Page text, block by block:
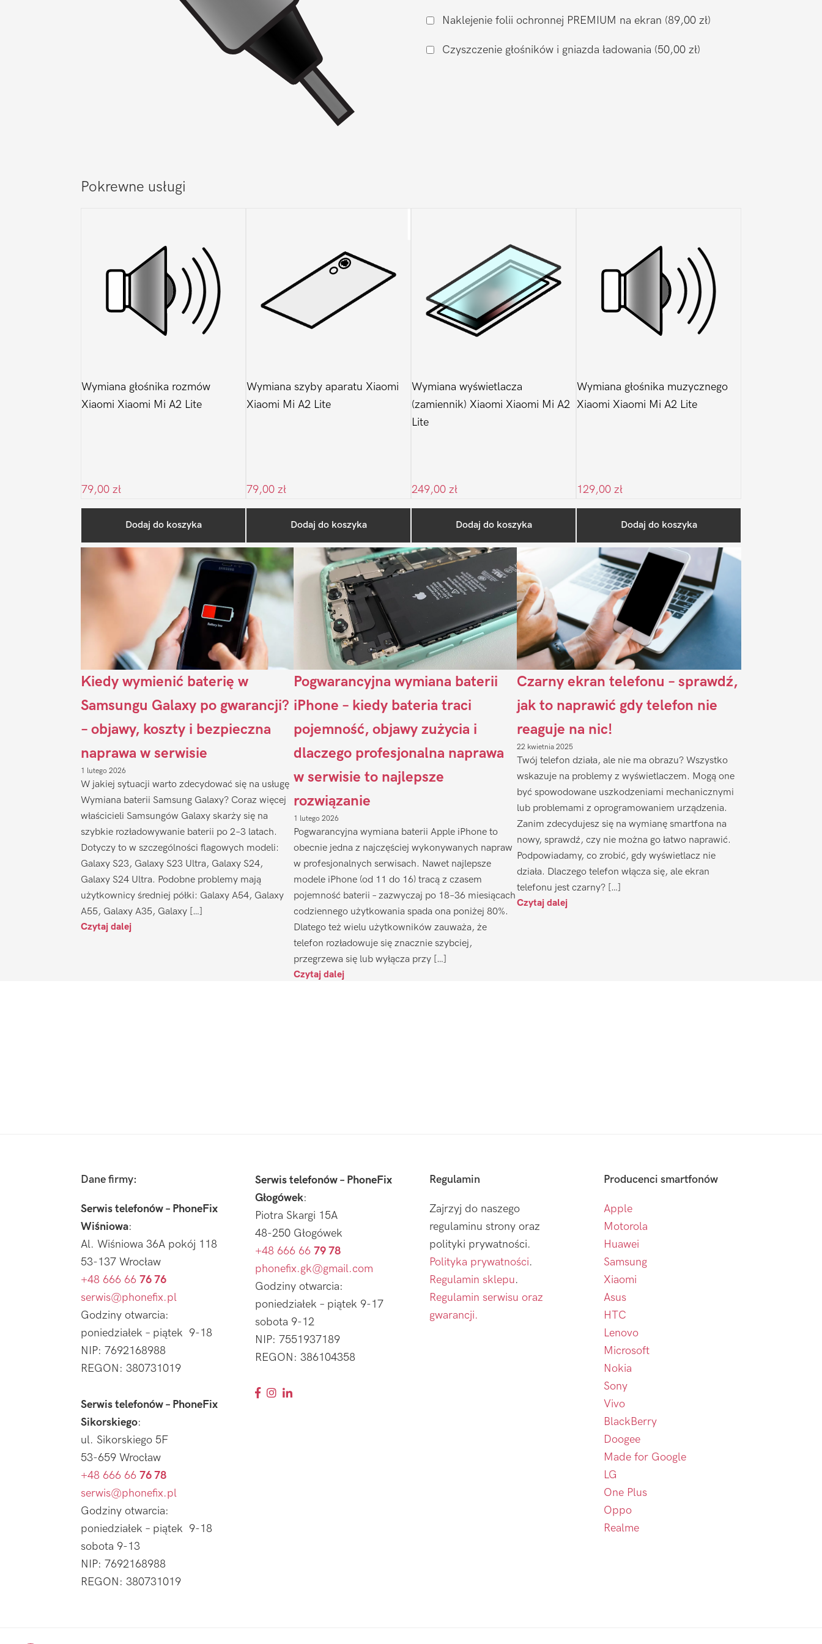
XiaomiNaklejenie folii ochronnej PREMIUM na ekran (89,00 zł)
Czyszczenie głośników i gniazda ładowania (50,00 zł)
Pokrewne usługi
Wymiana głośnika rozmów
Xiaomi Xiaomi Mi A2 Lite
79,00 zł
Dodaj do koszyka
Wymiana szyby aparatu Xiaomi
Xiaomi Mi A2 Lite
79,00 zł
Dodaj do koszyka
Wymiana wyświetlacza
(zamiennik) Xiaomi Xiaomi Mi A2
Lite
249,00 zł
Dodaj do koszyka
Wymiana głośnika muzycznego
Xiaomi Xiaomi Mi A2 Lite
129,00 zł
Dodaj do koszyka
Sidebar
Ostatnio na blogu
Kiedy wymienić baterię w
Samsungu Galaxy po gwarancji?
– objawy, koszty i bezpieczna
naprawa w serwisie
1 lutego 2026
W jakiej sytuacji warto zdecydować się na usługę
Wymiana baterii Samsung Galaxy? Coraz więcej
właścicieli Samsungów Galaxy skarży się na
szybkie rozładowywanie baterii po 2–3 latach.
Dotyczy to w szczególności flagowych modeli:
Galaxy S23, Galaxy S23 Ultra, Galaxy S24,
Galaxy S24 Ultra. Podobne problemy mają
użytkownicy średniej półki: Galaxy A54, Galaxy
A55, Galaxy A35, Galaxy […]
Czytaj dalej
Pogwarancyjna wymiana baterii
iPhone – kiedy bateria traci
pojemność, objawy zużycia i
dlaczego profesjonalna naprawa
w serwisie to najlepsze
rozwiązanie
1 lutego 2026
Pogwarancyjna wymiana baterii Apple iPhone to
obecnie jedna z najczęściej wykonywanych napraw
w profesjonalnych serwisach. Nawet najlepsze
modele iPhone (od 11 do 16) tracą z czasem
pojemność baterii – zazwyczaj po 18–36 miesiącach
codziennego użytkowania spada ona poniżej 80%.
Dlatego też wielu użytkowników zauważa, że
telefon rozładowuje się znacznie szybciej,
przegrzewa się lub wyłącza przy […]
Czytaj dalej
Czarny ekran telefonu – sprawdź,
jak to naprawić gdy telefon nie
reaguje na nic!
22 kwietnia 2025
Twój telefon działa, ale nie ma obrazu? Wszystko
wskazuje na problemy z wyświetlaczem. Mogą one
być spowodowane uszkodzeniami mechanicznymi
lub problemami z oprogramowaniem urządzenia.
Zanim zdecydujesz się na wymianę smartfona na
nowy, sprawdź, czy nie można go łatwo naprawić.
Podpowiadamy, co zrobić, gdy wyświetlacz nie
działa. Dlaczego telefon włącza się, ale ekran
telefonu jest czarny? […]
Czytaj dalej
Dane firmy:
Serwis telefonów – PhoneFix
Wiśniowa:
Al. Wiśniowa 36A pokój 118
53-137 Wrocław
+48 666 66 76 76
serwis@phonefix.pl
Godziny otwarcia:
poniedziałek – piątek 9-18
NIP: 7692168988
REGON: 380731019
Serwis telefonów – PhoneFix
Sikorskiego:
ul. Sikorskiego 5F
53-659 Wrocław
+48 666 66 76 78
serwis@phonefix.pl
Godziny otwarcia:
poniedziałek – piątek 9-18
sobota 9-13
NIP: 7692168988
REGON: 380731019
Serwis telefonów – PhoneFix
Głogówek:
Piotra Skargi 15A
48-250 Głogówek
+48 666 66 79 78
phonefix.gk@gmail.com
Godziny otwarcia:
poniedziałek – piątek 9-17
sobota 9-12
NIP: 7551937189
REGON: 386104358
Regulamin
Zajrzyj do naszego
regulaminu strony oraz
polityki prywatności.
Polityka prywatności.
Regulamin sklepu.
Regulamin serwisu oraz
gwarancji.
Producenci smartfonów
Apple
Motorola
Huawei
Samsung
Xiaomi
Asus
HTC
Lenovo
Microsoft
Nokia
Sony
Vivo
BlackBerry
Doogee
Made for Google
LG
One Plus
Oppo
Realme